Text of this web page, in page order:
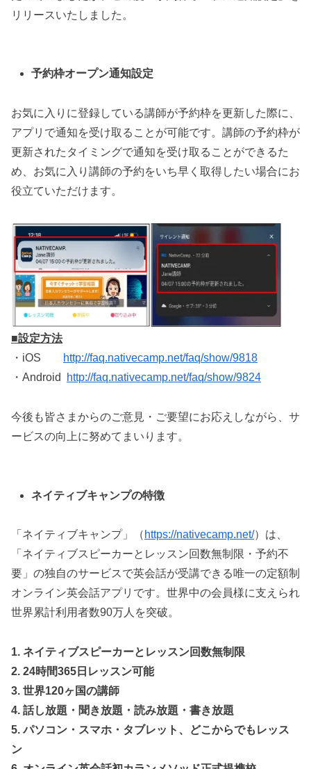
リリースいたしました。
予約枠オープン通知設定
お気に入りに登録している講師が予約枠を更新した際に、
アプリで通知を受け取ることが可能です。講師の予約枠が
更新されたタイミングで通知を受け取ることができるた
め、お気に入り講師の予約をいち早く取得したい場合にお
役立ていただけます。
■設定方法
・iOS
http://faq.nativecamp.net/faq/show/9818
・Android
http://faq.nativecamp.net/faq/show/9824
今後も皆さまからのご意見・ご要望にお応えしながら、サ
ービスの向上に努めてまいります。
ネイティブキャンプの特徴
「ネイティブキャンプ」（ https://nativecamp.net/）は、
「ネイティブスピーカーとレッスン回数無制限・予約不
要」の独自のサービスで英会話が受講できる唯一の定額制
オンライン英会話アプリです。世界中の会員様に支えられ
世界累計利用者数90万人を突破。
1. ネイティブスピーカーとレッスン回数無制限
2. 24時間365日レッスン可能
3. 世界120ヶ国の講師
4. 話し放題・聞き放題・読み放題・書き放題
5. パソコン・スマホ・タブレット、どこからでもレッス
ン